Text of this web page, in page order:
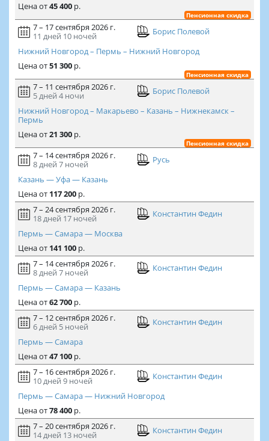
Ценаот45 400р.
Пенсионная скидка
7 – 17 сентября 2026 г.
11 дней 10 ночей
Борис Полевой
Нижний Новгород – Пермь – Нижний Новгород
Ценаот51 300р.
Пенсионная скидка
7 – 11 сентября 2026 г.
5 дней 4 ночи
Борис Полевой
Нижний Новгород – Макарьево – Казань – Нижнекамск –
Пермь
Ценаот21 300р.
Пенсионная скидка
7 – 14 сентября 2026 г.
8 дней 7 ночей
Русь
Казань — Уфа — Казань
Ценаот 117 200р.
7 – 24 сентября 2026 г.
18 дней 17 ночей
Константин Федин
Пермь — Самара — Москва
Ценаот 141 100р.
7 – 14 сентября 2026 г.
8 дней 7 ночей
Константин Федин
Пермь — Самара — Казань
Ценаот62 700р.
7 – 12 сентября 2026 г.
6 дней 5 ночей
Константин Федин
Пермь — Самара
Ценаот47 100р.
7 – 16 сентября 2026 г.
10 дней 9 ночей
Константин Федин
Пермь — Самара — Нижний Новгород
Ценаот78 400р.
7 – 20 сентября 2026 г.
14 дней 13 ночей
Константин Федин